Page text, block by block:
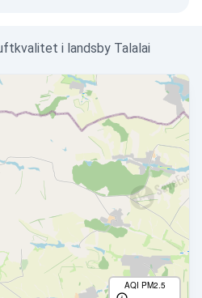
i landsby Talalai
AQI PM2.5